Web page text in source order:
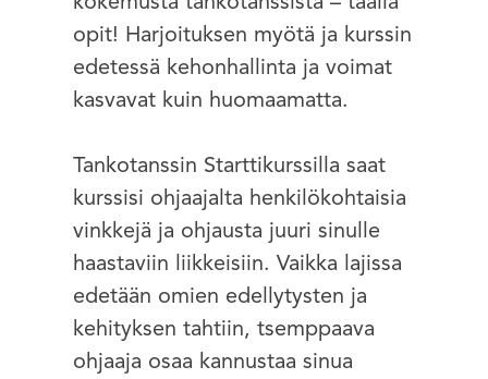
opit! Harjoituksen myötä ja kurssin
edetessä kehonhallinta ja voimat
kasvavat kuin huomaamatta.
Tankotanssin Starttikurssilla saat
kurssisi ohjaajalta henkilökohtaisia
vinkkejä ja ohjausta juuri sinulle
haastaviin liikkeisiin. Vaikka lajissa
edetään omien edellytysten ja
kehityksen tahtiin, tsemppaava
ohjaaja osaa kannustaa sinua